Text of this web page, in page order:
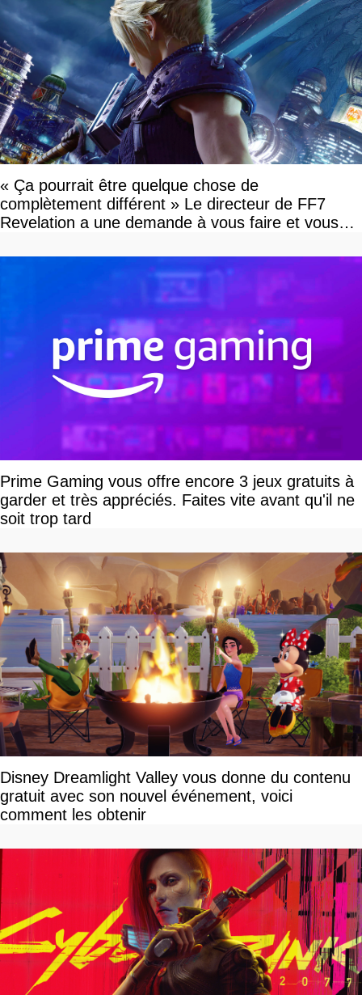
« Ça pourrait être quelque chose de
complètement différent » Le directeur de FF7
Revelation a une demande à vous faire et vous
Prime Gaming vous offre encore 3 jeux gratuits à
garder et très appréciés. Faites vite avant qu'il ne
soit trop tard
Disney Dreamlight Valley vous donne du contenu
gratuit avec son nouvel événement, voici
comment les obtenir